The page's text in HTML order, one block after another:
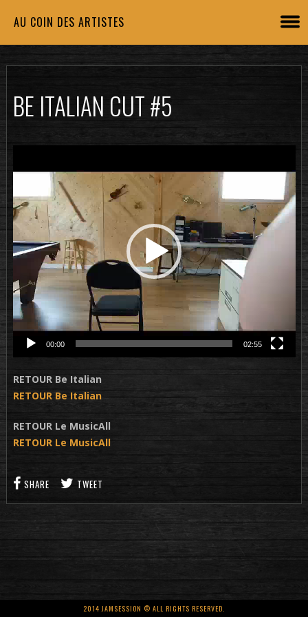
AU COIN DES ARTISTES
BE ITALIAN CUT #5
vidéo
00:00 02:55
RETOUR Be Italian
RETOUR Be Italian
RETOUR Le MusicAll
RETOUR Le MusicAll
SHARE TWEET
2014 JAMSESSION © ALL RIGHTS RESERVED.